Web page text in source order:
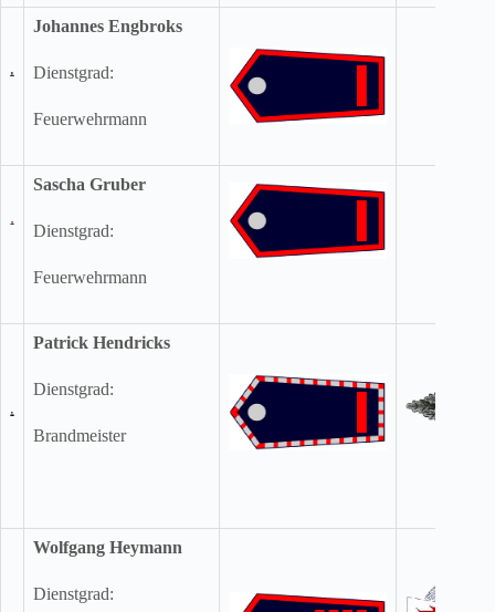
Johannes Engbroks
Dienstgrad:
Feuerwehrmann
Sascha Gruber
Dienstgrad:
Feuerwehrmann
Patrick Hendricks
Dienstgrad:
Brandmeister
Wolfgang Heymann
Dienstgrad: